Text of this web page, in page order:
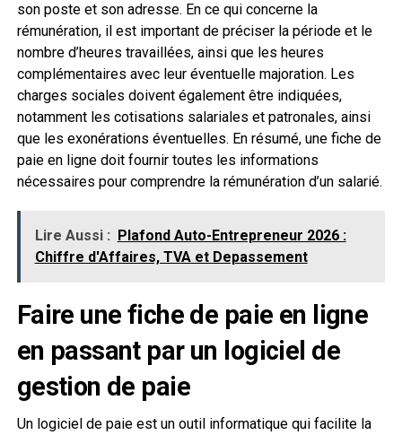
son poste et son adresse. En ce qui concerne la
rémunération, il est important de préciser la période et le
nombre d’heures travaillées, ainsi que les heures
complémentaires avec leur éventuelle majoration. Les
charges sociales doivent également être indiquées,
notamment les cotisations salariales et patronales, ainsi
que les exonérations éventuelles. En résumé, une fiche de
paie en ligne doit fournir toutes les informations
nécessaires pour comprendre la rémunération d’un salarié.
Lire Aussi : Plafond Auto-Entrepreneur 2026 :
Chiffre d'Affaires, TVA et Depassement
Faire une fiche de paie en ligne
en passant par un logiciel de
gestion de paie
Un logiciel de paie est un outil informatique qui facilite la